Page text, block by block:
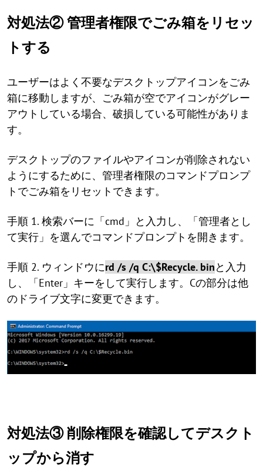
対処法② 管理者権限でごみ箱をリセッ
トする
ユーザーはよく不要なデスクトップアイコンをごみ
箱に移動しますが、ごみ箱が空でアイコンがグレー
アウトしている場合、破損している可能性がありま
す。
デスクトップのファイルやアイコンが削除されない
ようにするために、管理者権限のコマンドプロンプ
トでごみ箱をリセットできます。
手順 1. 検索バーに「cmd」と入力し、「管理者とし
て実行」を選んでコマンドプロンプトを開きます。
手順 2. ウィンドウにrd /s /q C:\$Recycle. binと入力
し、「Enter」キーをして実行します。Cの部分は他
のドライブ文字に変更できます。
対処法③ 削除権限を確認してデスクト
ップから消す